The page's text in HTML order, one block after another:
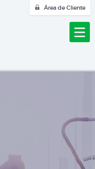
Área de Cliente